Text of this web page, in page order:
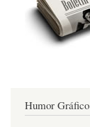
Humor Gráfico